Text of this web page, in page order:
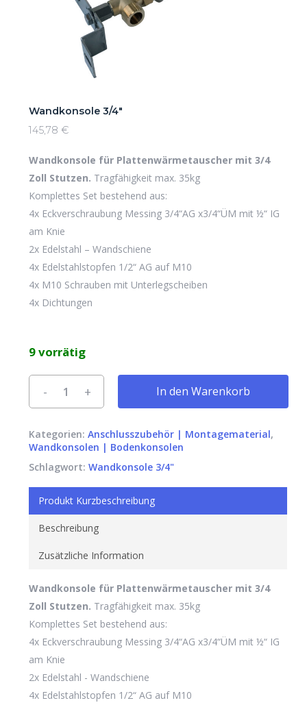
Wandkonsole 3/4″
145,78 €
Wandkonsole für Plattenwärmetauscher mit 3/4
Zoll Stutzen. Tragfähigkeit max. 35kg
Komplettes Set bestehend aus:
4x Eckverschraubung Messing 3/4“AG x3/4“ÜM mit ½“ IG
am Knie
2x Edelstahl – Wandschiene
4x Edelstahlstopfen 1/2“ AG auf M10
4x M10 Schrauben mit Unterlegscheiben
4x Dichtungen
9 vorrätig
In den Warenkorb
Kategorien: Anschlusszubehör | Montagematerial,
Wandkonsolen | Bodenkonsolen
Schlagwort: Wandkonsole 3/4"
Produkt Kurzbeschreibung
Beschreibung
Zusätzliche Information
Wandkonsole für Plattenwärmetauscher mit 3/4
Zoll Stutzen. Tragfähigkeit max. 35kg
Komplettes Set bestehend aus:
4x Eckverschraubung Messing 3/4“AG x3/4“ÜM mit ½“ IG
am Knie
2x Edelstahl - Wandschiene
4x Edelstahlstopfen 1/2“ AG auf M10